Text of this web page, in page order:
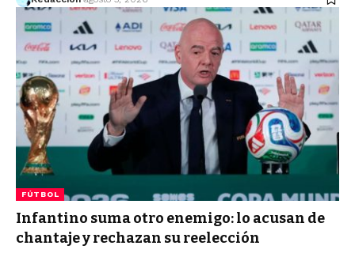
FÚTBOL
Infantino suma otro enemigo: lo acusan de
chantaje y rechazan su reelección